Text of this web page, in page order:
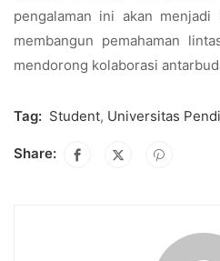
pengalaman ini akan
membangun pemahaman
mendorong kolaborasi
Tag: Student, Universitas
Share: